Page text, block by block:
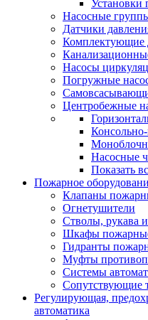
Установки
Насосные
Датчики
Комплектующие
Насосы
Погружные
Центробежные
Насосные
Показать
Пожарное
Клапаны
Огнетушители
Стволы, рукава
Шкафы
Гидранты
Муфты
Системы
Сопутствующие
Регулирующая,
автоматика